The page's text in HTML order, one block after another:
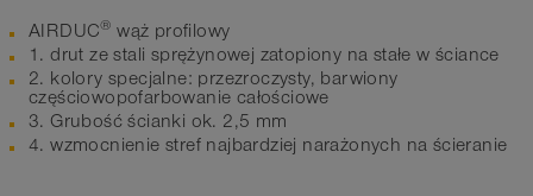
AIRDUC® wąż profilowy
1. drut ze stali sprężynowej zatopiony na stałe w ściance
2. kolory specjalne: przezroczysty, barwiony
częściowopofarbowanie całościowe
3. Grubość ścianki ok. 2,5 mm
4. wzmocnienie stref najbardziej narażonych na ścieranie